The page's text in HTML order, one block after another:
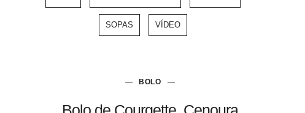
SOPAS VÍDEO
BOLO